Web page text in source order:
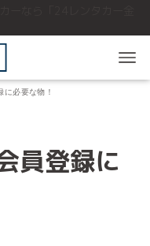
必要な物！
員登録に